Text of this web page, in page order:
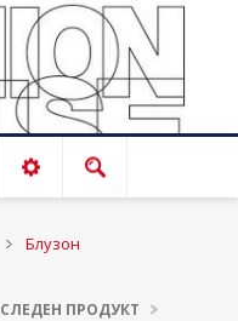
Блузон
СЛЕДЕН ПРОДУКТ